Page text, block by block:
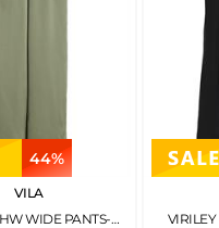
44%
VILA
VIELLETTE HW WIDE PANTS-NOOS OIL GREEN